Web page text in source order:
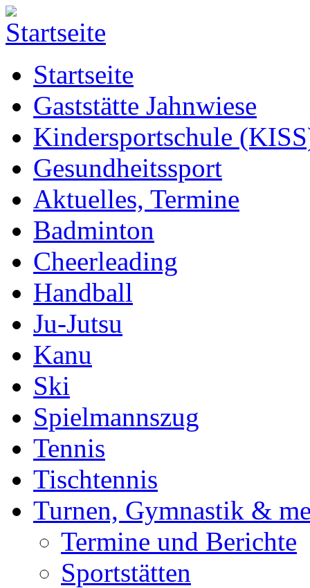
Startseite
Gaststätte Jahnwiese
Kindersportschule
Gesundheitssport
Aktuelles, Termine
Badminton
Cheerleading
Handball
Ju-Jutsu
Kanu
Ski
Spielmannszug
Tennis
Tischtennis
Turnen, Gymnastik &
Termine und Berichte
Sportstätten